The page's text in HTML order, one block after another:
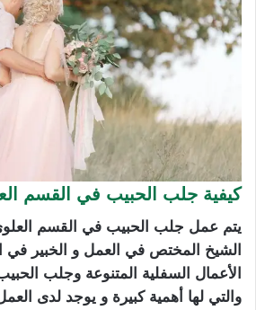
كيفية جلب الحبيب في القسم
يتم عمل جلب الحبيب في القسم
الشيخ المختص في العمل و الخبير في
الأعمال السفلية المتنوعة وجلب
والتي لها أهمية كبيرة و يوجد لدى